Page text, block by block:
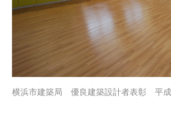
横浜市建築局 優良建築設計者表彰 平成